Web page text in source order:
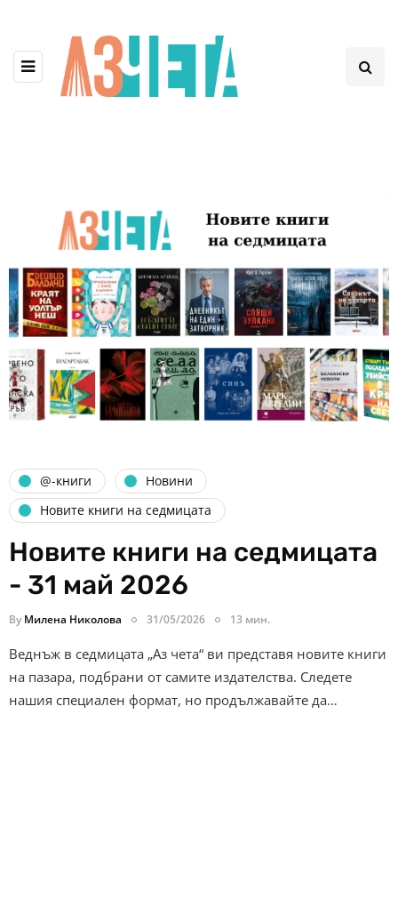
@-книги
Новини
Новите книги на седмицата
Новите книги на седмицата
- 31 май 2026
By Милена Николова 31/05/2026 13 мин.
Веднъж в седмицата „Аз чета“ ви представя новите книги
на пазара, подбрани от самите издателства. Следете
нашия специален формат, но продължавайте да…